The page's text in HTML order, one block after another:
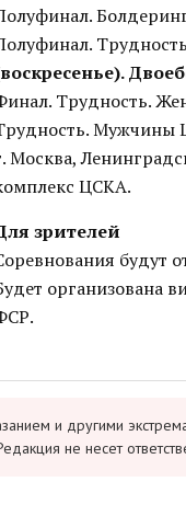
Трудность.
Мужчины
Москва,
ЦСКА.
зрителей
будут
организована
и другими
не несет